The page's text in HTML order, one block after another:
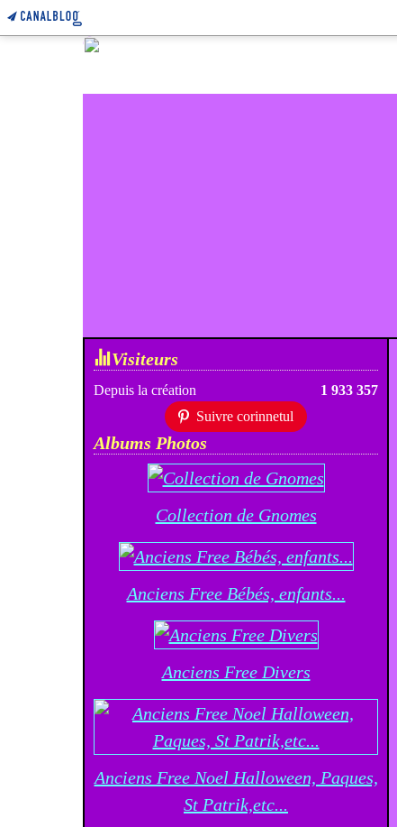
Visiteurs
Depuis la création
1 933 357
Suivre corinnetul
Albums Photos
Collection de Gnomes
Anciens Free Bébés, enfants...
Anciens Free Divers
Anciens Free Noel Halloween, Paques,
St Patrik,etc...